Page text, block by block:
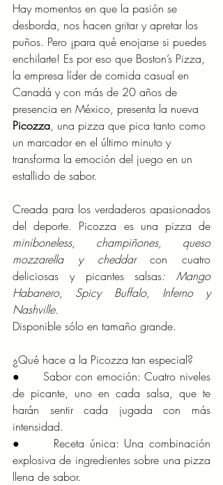
Hay momentos en que la pasión se
desborda, nos hacen gritar y apretar los
puños. Pero ¡para qué enojarse si puedes
enchilarte! Es por eso que Boston’s Pizza,
la empresa líder de comida casual en
Canadá y con más de 20 años de
presencia en México, presenta la nueva
Picozza, una pizza que pica tanto como
un marcador en el último minuto y
transforma la emoción del juego en un
estallido de sabor.
Creada para los verdaderos apasionados
miniboneless, champiñones, queso
mozzarella y cheddar con cuatro
deliciosas y picantes salsas: Mango
Habanero, Spicy Buffalo, Inferno y
Nashville.
Disponible sólo en tamaño grande.
¿Qué hace a la Picozza tan especial?
●      Sabor con emoción: Cuatro niveles
de picante, uno en cada salsa, que te
harán sentir cada jugada con más
intensidad.
●      Receta única: Una combinación
explosiva de ingredientes sobre una pizza
llena de sabor.